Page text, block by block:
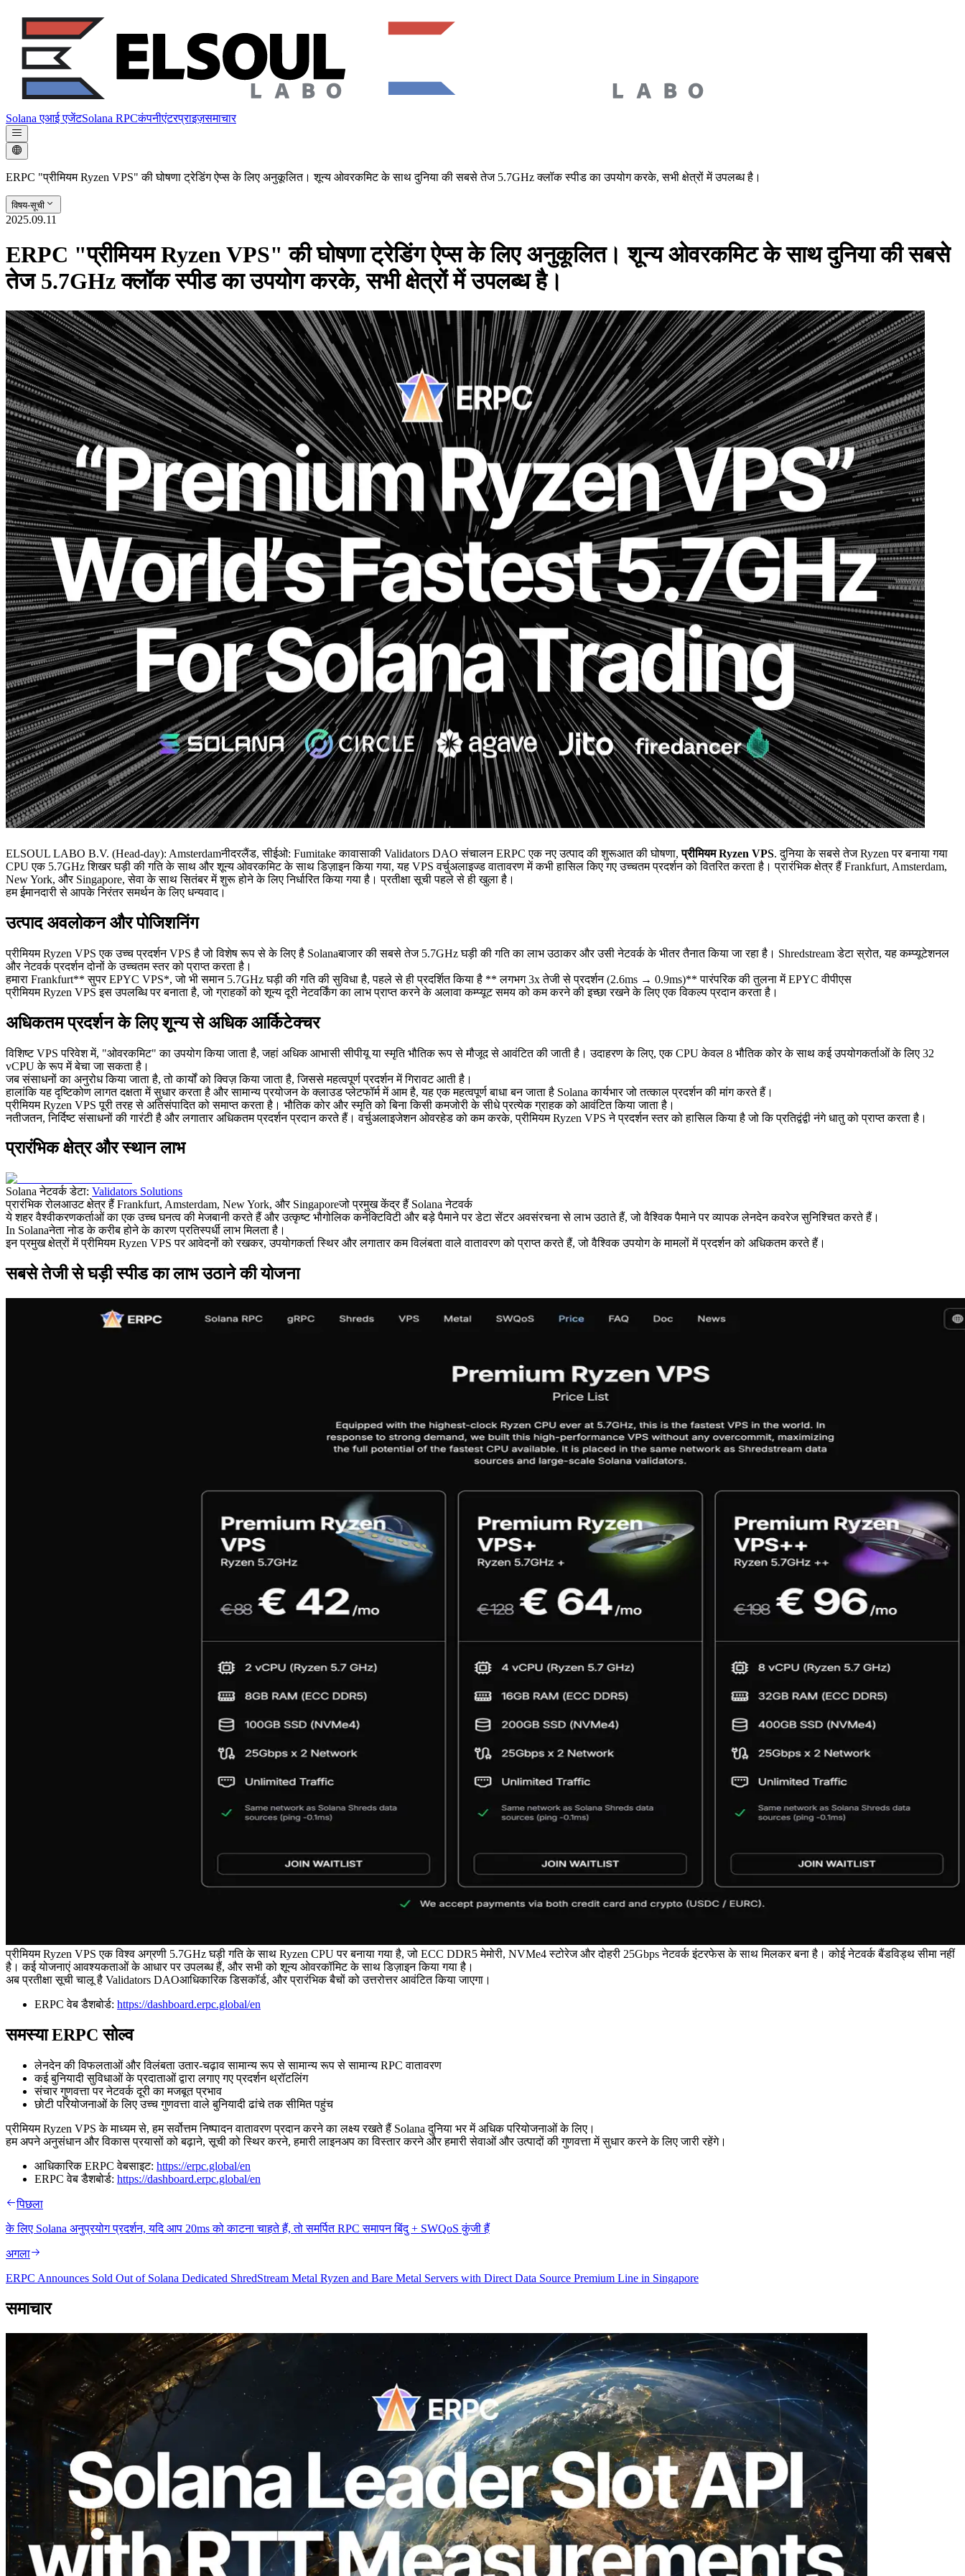
Solana एआई एजेंटSolana RPCकंपनीएंटरप्राइज़समाचार
ERPC "प्रीमियम Ryzen VPS" की घोषणा ट्रेडिंग ऐप्स के लिए अनुकूलित। शून्य ओवरकमिट के साथ दुनिया की सबसे तेज 5.7GHz क्लॉक स्पीड का उपयोग करके, सभी क्षेत्रों में उपलब्ध है।
विषय-सूची
2025.09.11
ERPC "प्रीमियम Ryzen VPS" की घोषणा ट्रेडिंग ऐप्स के लिए अनुकूलित। शून्य ओवरकमिट के साथ दुनिया की सबसे
तेज 5.7GHz क्लॉक स्पीड का उपयोग करके, सभी क्षेत्रों में उपलब्ध है।
ELSOUL LABO B.V. (Head-day): Amsterdamनीदरलैंड, सीईओ: Fumitake कावासाकी Validators DAO संचालन ERPC एक नए उत्पाद की शुरूआत की घोषणा,प्रीमियम Ryzen VPS. दुनिया के सबसे तेज Ryzen पर बनाया गया
CPU एक 5.7GHz शिखर घड़ी की गति के साथ और शून्य ओवरकमिट के साथ डिज़ाइन किया गया, यह VPS वर्चुअलाइज्ड वातावरण में कभी हासिल किए गए उच्चतम प्रदर्शन को वितरित करता है। प्रारंभिक क्षेत्र हैं Frankfurt, Amsterdam,
New York, और Singapore, सेवा के साथ सितंबर में शुरू होने के लिए निर्धारित किया गया है। प्रतीक्षा सूची पहले से ही खुला है।
हम ईमानदारी से आपके निरंतर समर्थन के लिए धन्यवाद।
उत्पाद अवलोकन और पोजिशनिंग
प्रीमियम Ryzen VPS एक उच्च प्रदर्शन VPS है जो विशेष रूप से के लिए है Solanaबाजार की सबसे तेज 5.7GHz घड़ी की गति का लाभ उठाकर और उसी नेटवर्क के भीतर तैनात किया जा रहा है। Shredstream डेटा स्रोत, यह कम्प्यूटेशनल
और नेटवर्क प्रदर्शन दोनों के उच्चतम स्तर को प्राप्त करता है।
हमारा Frankfurt** सुपर EPYC VPS*, जो भी समान 5.7GHz घड़ी की गति की सुविधा है, पहले से ही प्रदर्शित किया है ** लगभग 3x तेजी से प्रदर्शन (2.6ms → 0.9ms)** पारंपरिक की तुलना में EPYC वीपीएस
प्रीमियम Ryzen VPS इस उपलब्धि पर बनाता है, जो ग्राहकों को शून्य दूरी नेटवर्किंग का लाभ प्राप्त करने के अलावा कम्प्यूट समय को कम करने की इच्छा रखने के लिए एक विकल्प प्रदान करता है।
अधिकतम प्रदर्शन के लिए शून्य से अधिक आर्किटेक्चर
विशिष्ट VPS परिवेश में, "ओवरकमिट" का उपयोग किया जाता है, जहां अधिक आभासी सीपीयू या स्मृति भौतिक रूप से मौजूद से आवंटित की जाती है। उदाहरण के लिए, एक CPU केवल 8 भौतिक कोर के साथ कई उपयोगकर्ताओं के लिए 32
vCPU के रूप में बेचा जा सकता है।
जब संसाधनों का अनुरोध किया जाता है, तो कार्यों को क्विज़ किया जाता है, जिससे महत्वपूर्ण प्रदर्शन में गिरावट आती है।
हालांकि यह दृष्टिकोण लागत दक्षता में सुधार करता है और सामान्य प्रयोजन के क्लाउड प्लेटफॉर्म में आम है, यह एक महत्वपूर्ण बाधा बन जाता है Solana कार्यभार जो तत्काल प्रदर्शन की मांग करते हैं।
प्रीमियम Ryzen VPS पूरी तरह से अतिसंपादित को समाप्त करता है। भौतिक कोर और स्मृति को बिना किसी कमजोरी के सीधे प्रत्येक ग्राहक को आवंटित किया जाता है।
नतीजतन, निर्दिष्ट संसाधनों की गारंटी है और लगातार अधिकतम प्रदर्शन प्रदान करते हैं। वर्चुअलाइजेशन ओवरहेड को कम करके, प्रीमियम Ryzen VPS ने प्रदर्शन स्तर को हासिल किया है जो कि प्रतिद्वंद्वी नंगे धातु को प्राप्त करता है।
प्रारंभिक क्षेत्र और स्थान लाभ
Solana नेटवर्क डेटा: Validators Solutions
प्रारंभिक रोलआउट क्षेत्र हैं Frankfurt, Amsterdam, New York, और Singaporeजो प्रमुख केंद्र हैं Solana नेटवर्क
ये शहर वैश्वीकरणकर्ताओं का एक उच्च घनत्व की मेजबानी करते हैं और उत्कृष्ट भौगोलिक कनेक्टिविटी और बड़े पैमाने पर डेटा सेंटर अवसंरचना से लाभ उठाते हैं, जो वैश्विक पैमाने पर व्यापक लेनदेन कवरेज सुनिश्चित करते हैं।
In Solanaनेता नोड के करीब होने के कारण प्रतिस्पर्धी लाभ मिलता है।
इन प्रमुख क्षेत्रों में प्रीमियम Ryzen VPS पर आवेदनों को रखकर, उपयोगकर्ता स्थिर और लगातार कम विलंबता वाले वातावरण को प्राप्त करते हैं, जो वैश्विक उपयोग के मामलों में प्रदर्शन को अधिकतम करते हैं।
सबसे तेजी से घड़ी स्पीड का लाभ उठाने की योजना
प्रीमियम Ryzen VPS एक विश्व अग्रणी 5.7GHz घड़ी गति के साथ Ryzen CPU पर बनाया गया है, जो ECC DDR5 मेमोरी, NVMe4 स्टोरेज और दोहरी 25Gbps नेटवर्क इंटरफेस के साथ मिलकर बना है। कोई नेटवर्क बैंडविड्थ सीमा नहीं
है। कई योजनाएं आवश्यकताओं के आधार पर उपलब्ध हैं, और सभी को शून्य ओवरकॉमिट के साथ डिज़ाइन किया गया है।
अब प्रतीक्षा सूची चालू है Validators DAOआधिकारिक डिसकॉर्ड, और प्रारंभिक बैचों को उत्तरोत्तर आवंटित किया जाएगा।
ERPC वेब डैशबोर्ड: https://dashboard.erpc.global/en
समस्या ERPC सोल्व
लेनदेन की विफलताओं और विलंबता उतार-चढ़ाव सामान्य रूप से सामान्य रूप से सामान्य RPC वातावरण
कई बुनियादी सुविधाओं के प्रदाताओं द्वारा लगाए गए प्रदर्शन थ्रॉटलिंग
संचार गुणवत्ता पर नेटवर्क दूरी का मजबूत प्रभाव
छोटी परियोजनाओं के लिए उच्च गुणवत्ता वाले बुनियादी ढांचे तक सीमित पहुंच
प्रीमियम Ryzen VPS के माध्यम से, हम सर्वोत्तम निष्पादन वातावरण प्रदान करने का लक्ष्य रखते हैं Solana दुनिया भर में अधिक परियोजनाओं के लिए।
हम अपने अनुसंधान और विकास प्रयासों को बढ़ाने, सूची को स्थिर करने, हमारी लाइनअप का विस्तार करने और हमारी सेवाओं और उत्पादों की गुणवत्ता में सुधार करने के लिए जारी रहेंगे।
आधिकारिक ERPC वेबसाइट: https://erpc.global/en
ERPC वेब डैशबोर्ड: https://dashboard.erpc.global/en
पिछला
के लिए Solana अनुप्रयोग प्रदर्शन, यदि आप 20ms को काटना चाहते हैं, तो समर्पित RPC समापन बिंदु + SWQoS कुंजी हैं
अगला
ERPC Announces Sold Out of Solana Dedicated ShredStream Metal Ryzen and Bare Metal Servers with Direct Data Source Premium Line in Singapore
समाचार